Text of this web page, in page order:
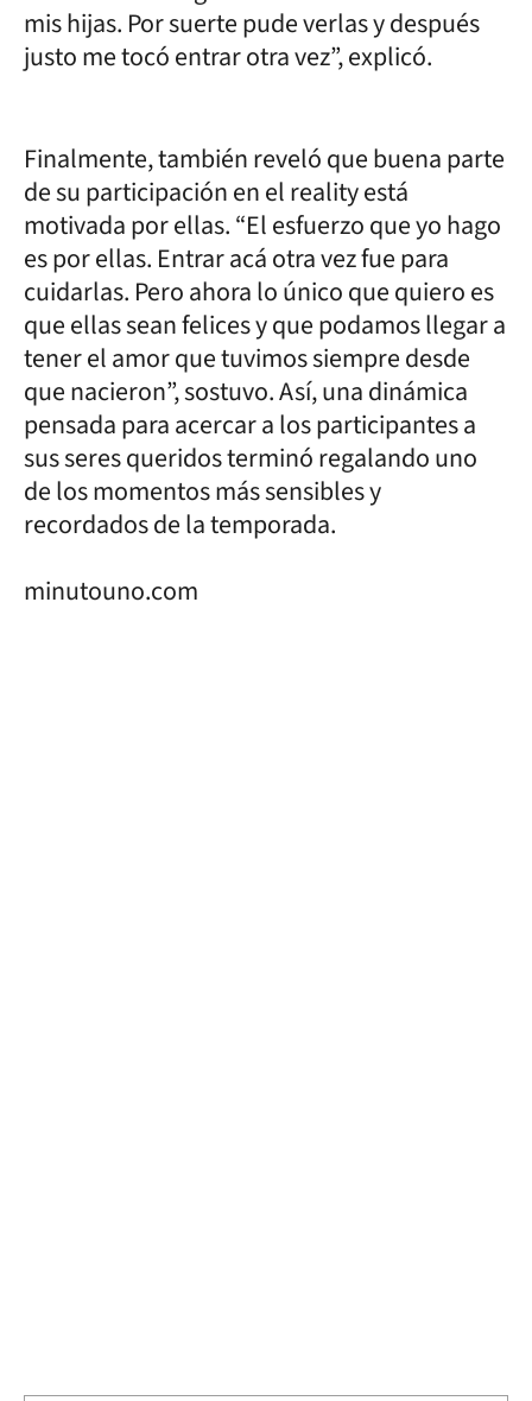
mis hijas. Por suerte pude verlas y después
justo me tocó entrar otra vez”, explicó.
Finalmente, también reveló que buena parte
de su participación en el reality está
motivada por ellas. “El esfuerzo que yo hago
es por ellas. Entrar acá otra vez fue para
cuidarlas. Pero ahora lo único que quiero es
que ellas sean felices y que podamos llegar a
tener el amor que tuvimos siempre desde
que nacieron”, sostuvo. Así, una dinámica
pensada para acercar a los participantes a
sus seres queridos terminó regalando uno
de los momentos más sensibles y
recordados de la temporada.
minutouno.com